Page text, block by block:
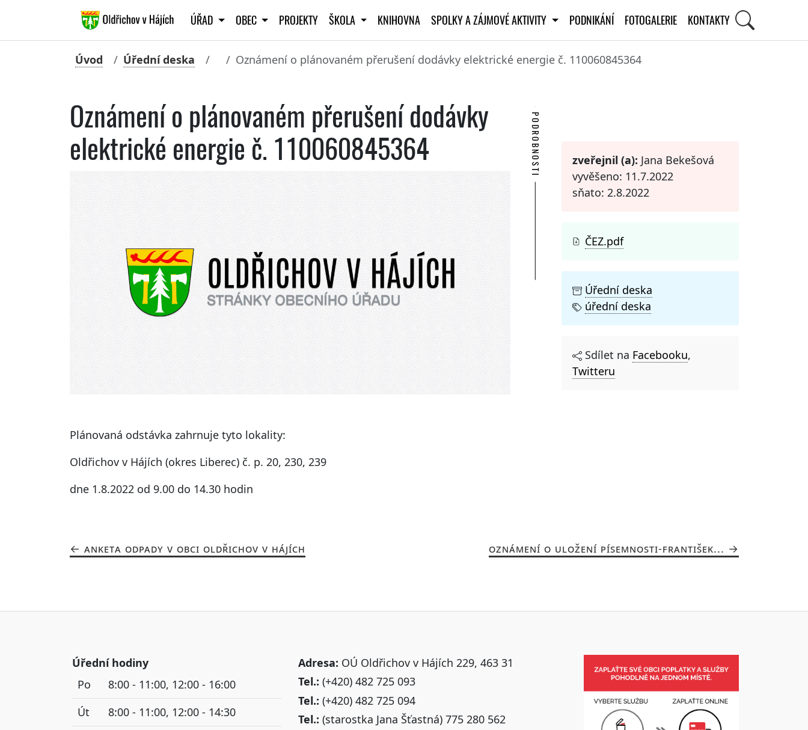
ÚŘAD OBEC PROJEKTY ŠKOLA KNIHOVNA SPOLKY A ZÁJMOVÉ AKTIVITY PODNIKÁNÍ FOTOGALERIE KONTAKTY
Úvod Úřední deska Oznámení o plánovaném přerušení dodávky elektrické energie č. 110060845364
Oznámení o plánovaném přerušení dodávky
elektrické energie č. 110060845364
Plánovaná odstávka zahrnuje tyto lokality:
Oldřichov v Hájích (okres Liberec) č. p. 20, 230, 239
dne 1.8.2022 od 9.00 do 14.30 hodin
PODROBNOSTI zveřejnil (a): Jana Bekešová
vyvěšeno: 11.7.2022
sňato: 2.8.2022
ČEZ.pdf
Úřední deska
úřední deska
Sdílet na Facebooku,
Twitteru
ANKETA ODPADY V OBCI OLDŘICHOV V HÁJÍCH OZNÁMENÍ O ULOŽENÍ PÍSEMNOSTI-FRANTIŠEK...
Úřední hodiny
Po
8:00 - 11:00, 12:00 - 16:00
Út
8:00 - 11:00, 12:00 - 14:30
Adresa: OÚ Oldřichov v Hájích 229, 463 31
Tel.: (+420) 482 725 093
Tel.: (+420) 482 725 094
Tel.: (starostka Jana Šťastná) 775 280 562